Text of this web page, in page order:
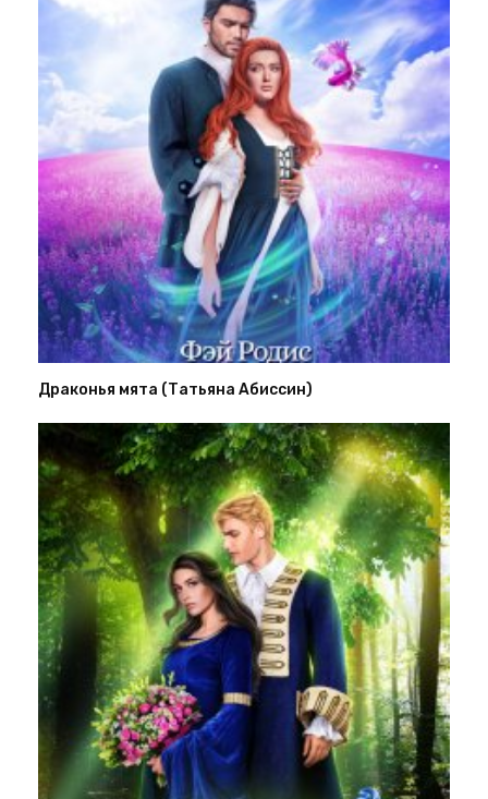
Драконья мята (Татьяна Абиссин)